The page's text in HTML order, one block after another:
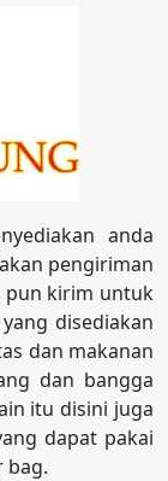
anda
pengiriman
pun kirim untuk
disediakan
dan makanan
dan bangga
itu disini juga
dapat pakai
bag.